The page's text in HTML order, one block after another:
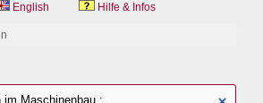
English Hilfe & Infos